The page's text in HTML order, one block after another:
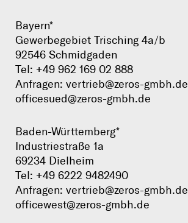
Bayern*
Gewerbegebiet Trisching 4a/b
92546 Schmidgaden
Tel: +49 962 169 02 888
Anfragen: vertrieb@zeros-gmbh.de
officesued@zeros-gmbh.de
Baden-Württemberg*
Industriestraße 1a
69234 Dielheim
Tel: +49 6222 9482490
Anfragen: vertrieb@zeros-gmbh.de
officewest@zeros-gmbh.de